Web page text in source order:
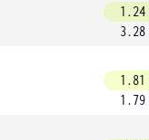
1.24
3.28
1.81
1.79